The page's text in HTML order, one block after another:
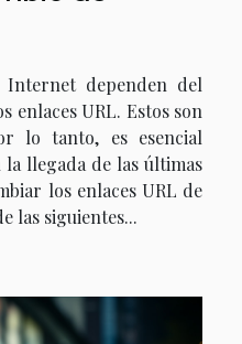
Internet dependen del
enlaces URL. Estos son
lo tanto, es esencial
llegada de las últimas
los enlaces URL de
las siguientes...